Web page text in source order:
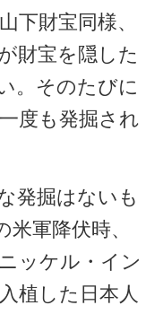
財宝同様、
財宝を隠した
。そのたびに
度も発掘され
発掘はないも
軍降伏時、
ッケル・イン
植した日本人